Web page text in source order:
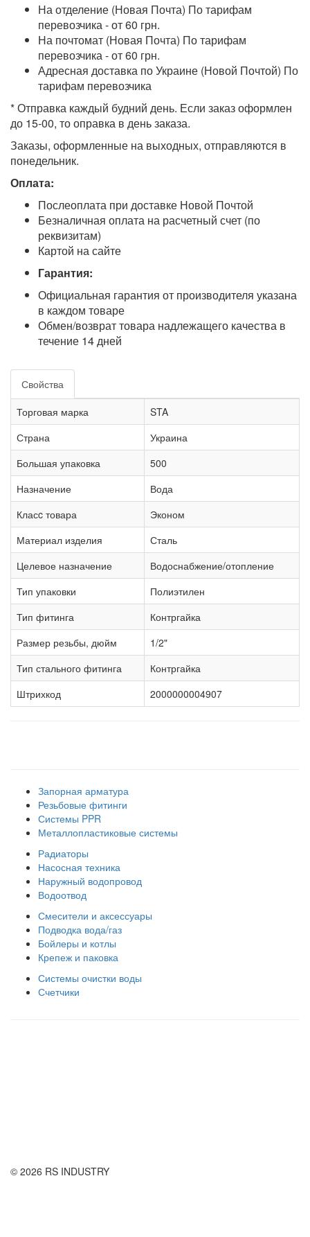
На отделение (Новая Почта) По тарифам
перевозчика - от 60 грн.
На почтомат (Новая Почта) По тарифам
перевозчика - от 60 грн.
Адресная доставка по Украине (Новой Почтой) По
тарифам перевозчика
* Отправка каждый будний день. Если заказ оформлен
до 15-00, то оправка в день заказа.
Заказы, оформленные на выходных, отправляются в
понедельник.
Оплата:
Послеоплата при доставке Новой Почтой
Безналичная оплата на расчетный счет (по
реквизитам)
Картой на сайте
Гарантия:
Официальная гарантия от производителя указана
в каждом товаре
Обмен/возврат товара надлежащего качества в
течение 14 дней
Свойства
Торговая марка
STA
Страна
Украина
Большая упаковка
500
Назначение
Вода
Класc товара
Эконом
Материал изделия
Сталь
Целевое назначение
Водоснабжение/отопление
Тип упаковки
Полиэтилен
Тип фитинга
Контргайка
Размер резьбы, дюйм
1/2"
Тип стального фитинга
Контргайка
Штрихкод
2000000004907
Запорная арматура
Резьбовые фитинги
Системы PPR
Металлопластиковые системы
Радиаторы
Насосная техника
Наружный водопровод
Водоотвод
Смесители и аксессуары
Подводка вода/газ
Бойлеры и котлы
Крепеж и паковка
Системы очистки воды
Счетчики
© 2026 RS INDUSTRY